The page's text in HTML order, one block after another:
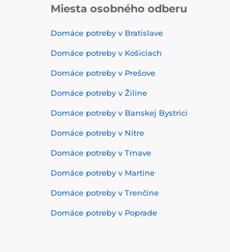
Miesta osobného odberu
Domáce potreby v Bratislave
Domáce potreby v Košiciach
Domáce potreby v Prešove
Domáce potreby v Žiline
Domáce potreby v Banskej Bystrici
Domáce potreby v Nitre
Domáce potreby v Trnave
Domáce potreby v Martine
Domáce potreby v Trenčíne
Domáce potreby v Poprade